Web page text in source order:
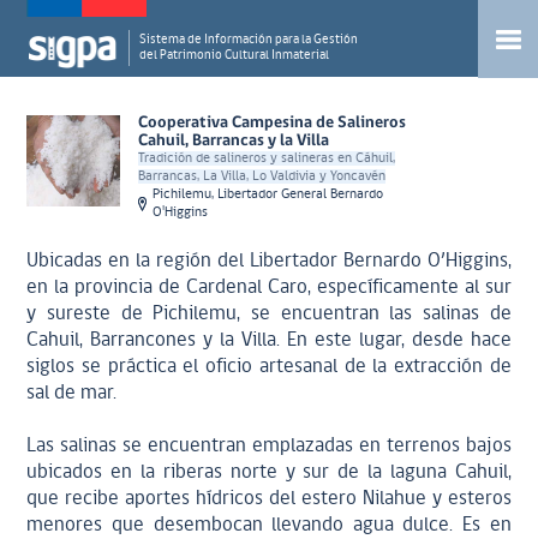
Sistema de Información para la Gestión
del Patrimonio Cultural Inmaterial
Cooperativa Campesina de Salineros
Cahuil, Barrancas y la Villa
Tradición de salineros y salineras en Cáhuil,
Barrancas, La Villa, Lo Valdivia y Yoncavén
Pichilemu, Libertador General Bernardo
O'Higgins
Ubicadas en la región del Libertador Bernardo O’Higgins,
en la provincia de Cardenal Caro, específicamente al sur
y sureste de Pichilemu, se encuentran las salinas de
Cahuil, Barrancones y la Villa. En este lugar, desde hace
siglos se práctica el oficio artesanal de la extracción de
sal de mar.
Las salinas se encuentran emplazadas en terrenos bajos
ubicados en la riberas norte y sur de la laguna Cahuil,
que recibe aportes hídricos del estero Nilahue y esteros
menores que desembocan llevando agua dulce. Es en